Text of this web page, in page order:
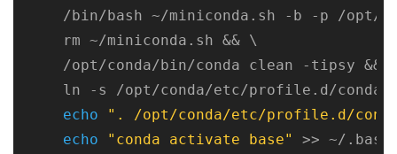
/bin/bash ~/miniconda.sh -b -p /opt/
    rm ~/miniconda.sh && \
/opt/conda/bin/conda clean -tipsy &&
ln -s /opt/conda/etc/profile.d/
echo
". /opt/conda/etc/profile.d/
echo
"conda activate base"
>> ~/